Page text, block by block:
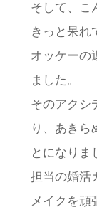
そして、こ
きっと呆れ
オッケーの
ました。
そのアクシ
り、あきら
とになりま
担当の婚活
メイクを頑